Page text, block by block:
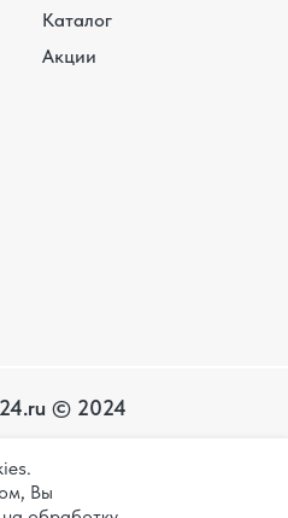
Вы
Каталог
Акции
© 2024